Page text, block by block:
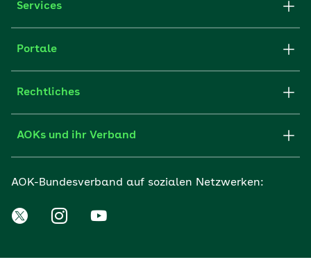
Services
Portale
Rechtliches
AOKs und ihr Verband
AOK-Bundesverband auf sozialen Netzwerken: